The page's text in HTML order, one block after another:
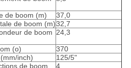
de boom (m)
37,0
de boom (m)32,7
de boom 24,3
(o)
370
inch)
125/5"
de boom
4